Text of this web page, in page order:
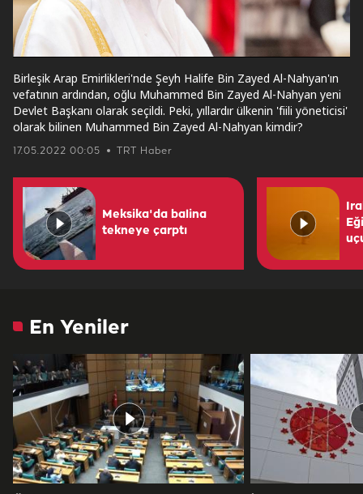
Video
17.05.2022 00:05 TRT Haber
Birleşik Arap Emirlikleri'nde Şeyh Halife Bin Zayed Al-Nahyan'ın
vefatının ardından, oğlu Muhammed Bin Zayed Al-Nahyan yeni
Devlet Başkanı olarak seçildi. Peki, yıllardır ülkenin 'fiili yöneticisi'
olarak bilinen Muhammed Bin Zayed Al-Nahyan kimdir?
Meksika'da balina
tekneye çarptı
En Yeniler